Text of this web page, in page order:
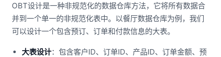
OBT设计是一种非规范化的数据仓库方法，它将所有数据合
并到一个单一的非规范化表中。以餐厅数据仓库为例，我们
可以设计一个包含预订、订单和付款信息的大表。
大表设计：包含客户ID、订单ID、产品ID、订单金额、预